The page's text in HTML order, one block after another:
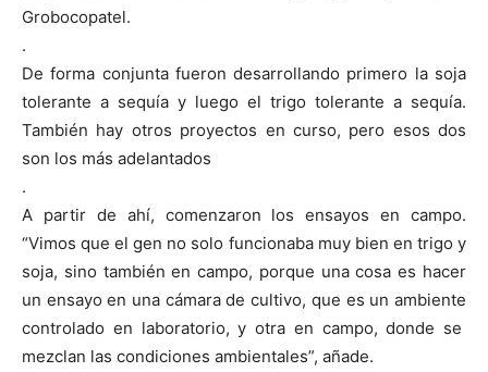
Grobocopatel.
.
De forma conjunta fueron desarrollando primero la soja
tolerante a sequía y luego el trigo tolerante a sequía.
También hay otros proyectos en curso, pero esos dos
son los más adelantados
.
A partir de ahí, comenzaron los ensayos en campo.
“Vimos que el gen no solo funcionaba muy bien en trigo y
soja, sino también en campo, porque una cosa es hacer
un ensayo en una cámara de cultivo, que es un ambiente
controlado en laboratorio, y otra en campo, donde se
mezclan las condiciones ambientales”, añade.